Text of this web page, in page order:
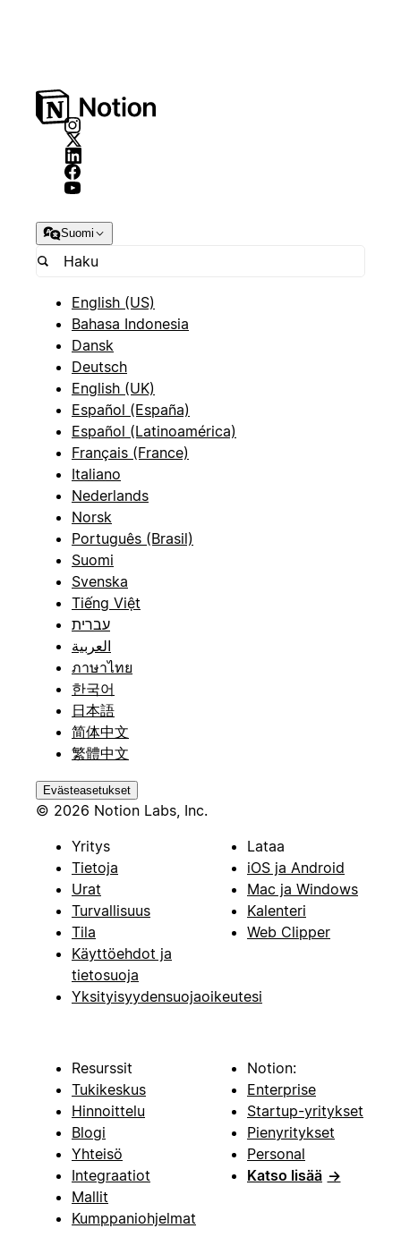
Suomi
English (US)
Bahasa Indonesia
Dansk
Deutsch
English (UK)
Español (España)
Español (Latinoamérica)
Français (France)
Italiano
Nederlands
Norsk
Português (Brasil)
Suomi
Svenska
Tiếng Việt
עברית
العربية
ภาษาไทย
한국어
日本語
简体中文
繁體中文
Evästeasetukset
© 2026 Notion Labs, Inc.
Yritys
Tietoja
Urat
Turvallisuus
Tila
Käyttöehdot ja
tietosuoja
Yksityisyydensuojaoikeutesi
Lataa
iOS ja Android
Mac ja Windows
Kalenteri
Web Clipper
Resurssit
Tukikeskus
Hinnoittelu
Blogi
Yhteisö
Integraatiot
Mallit
Kumppaniohjelmat
Notion:
Enterprise
Startup-yritykset
Pienyritykset
Personal
Katso lisää →